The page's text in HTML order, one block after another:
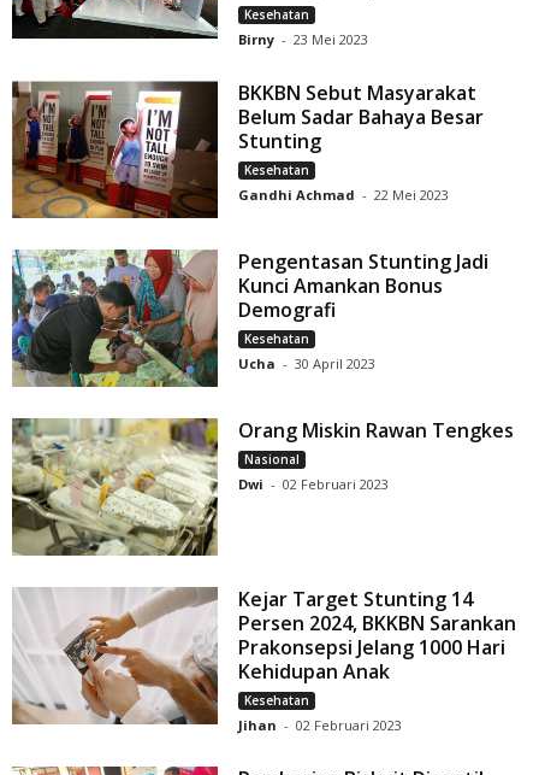
Kesehatan
Birny - 23 Mei 2023
BKKBN Sebut Masyarakat
Belum Sadar Bahaya Besar
Stunting
Kesehatan
Gandhi Achmad - 22 Mei 2023
Pengentasan Stunting Jadi
Kunci Amankan Bonus
Demografi
Kesehatan
Ucha - 30 April 2023
Orang Miskin Rawan Tengkes
Nasional
Dwi - 02 Februari 2023
Kejar Target Stunting 14
Persen 2024, BKKBN Sarankan
Prakonsepsi Jelang 1000 Hari
Kehidupan Anak
Kesehatan
Jihan - 02 Februari 2023